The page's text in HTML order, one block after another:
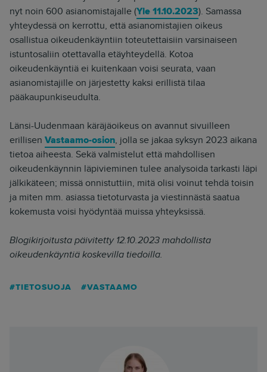
nyt noin 600 asianomistajalle (Yle 11.10.2023). Samassa
yhteydessä on kerrottu, että asianomistajien oikeus
osallistua oikeudenkäyntiin toteutettaisiin varsinaiseen
istuntosaliin otettavalla etäyhteydellä. Kotoa
oikeudenkäyntiä ei kuitenkaan voisi seurata, vaan
asianomistajille on järjestetty kaksi erillistä tilaa
pääkaupunkiseudulta.
Länsi-Uudenmaan käräjäoikeus on avannut sivuilleen
erillisen Vastaamo-osion, jolla se jakaa syksyn 2023 aikana
tietoa aiheesta. Sekä valmistelut että mahdollisen
oikeudenkäynnin läpivieminen tulee analysoida tarkasti läpi
jälkikäteen; missä onnistuttiin, mitä olisi voinut tehdä toisin
ja miten mm. asiassa tietoturvasta ja viestinnästä saatua
kokemusta voisi hyödyntää muissa yhteyksissä.
Blogikirjoitusta päivitetty 12.10.2023 mahdollista
oikeudenkäyntiä koskevilla tiedoilla.
TIETOSUOJA VASTAAMO